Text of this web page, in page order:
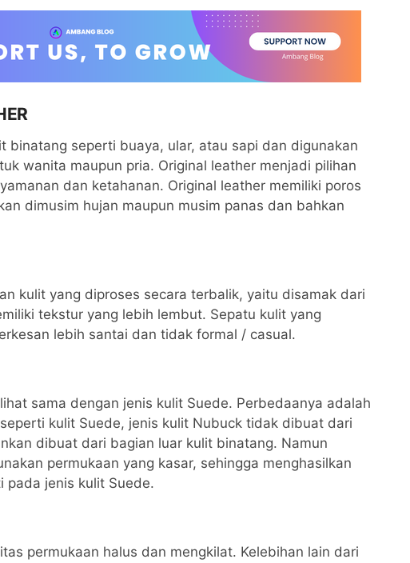
binatang seperti buaya, ular, atau sapi dan digunakan
wanita maupun pria. Original leather menjadi pilihan
dan ketahanan. Original leather memiliki poros
dimusim hujan maupun musim panas dan bahkan
kulit yang diproses secara terbalik, yaitu disamak dari
tekstur yang lebih lembut. Sepatu kulit yang
lebih santai dan tidak formal / casual.
sama dengan jenis kulit Suede. Perbedaanya adalah
kulit Suede, jenis kulit Nubuck tidak dibuat dari
dibuat dari bagian luar kulit binatang. Namun
permukaan yang kasar, sehingga menghasilkan
pada jenis kulit Suede.
permukaan halus dan mengkilat. Kelebihan lain dari